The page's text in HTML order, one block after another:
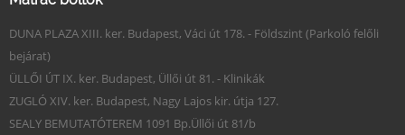
DUNA PLAZA XIII. ker. Budapest, Váci út 178. - Földszint (Parkoló felőli
bejárat)
ÜLLŐI ÚT IX. ker. Budapest, Üllői út 81. - Klinikák
ZUGLÓ XIV. ker. Budapest, Nagy Lajos kir. útja 127.
SEALY BEMUTATÓTEREM 1091 Bp.Üllői út 81/b